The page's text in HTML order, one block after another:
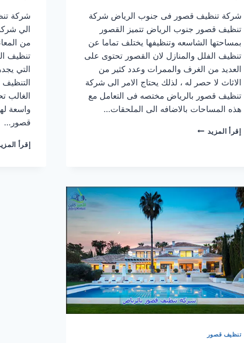
شركة تنظيف قصور فى جنوب الرياض شركة
تنظيف قصور جنوب الرياض تتميز القصور
بمساحتها الشاسعه وتنظيفها يختلف تماما عن
تنظيف الفلل والمنازل لان القصور تحتوى على
العديد من الغرف والممرات وعدد كثير من
الاثاث لا حصر له ، لذلك يحتاج الامر الى شركة
تنظيف قصور بالرياض مختصه فى التعامل مع
هذه المساحات بالاضافه الى الملحقات…
إقرأ المزيد شركة
شركة
الي
من
تنظيف
التي
الغالب
واسعة
قصور…
إقرأ
تنظيف قصور